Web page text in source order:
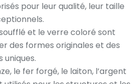
pour leur qualité, leur taille
et le verre coloré sont
des formes originales et des
le fer forgé, le laiton, l’argent